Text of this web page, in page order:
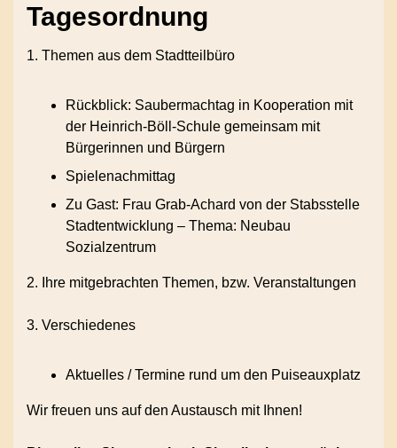
Tagesordnung
1. Themen aus dem Stadtteilbüro
Rückblick: Saubermachtag in Kooperation mit
der Heinrich-Böll-Schule gemeinsam mit
Bürgerinnen und Bürgern
Spielenachmittag
Zu Gast: Frau Grab-Achard von der Stabsstelle
Stadtentwicklung – Thema: Neubau
Sozialzentrum
2. Ihre mitgebrachten Themen, bzw. Veranstaltungen
3. Verschiedenes
Aktuelles / Termine rund um den Puiseauxplatz
Wir freuen uns auf den Austausch mit Ihnen!